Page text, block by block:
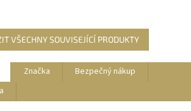
VŠECHNY SOUVISEJÍCÍ PRODUKTY
Značka
Bezpečný nákup